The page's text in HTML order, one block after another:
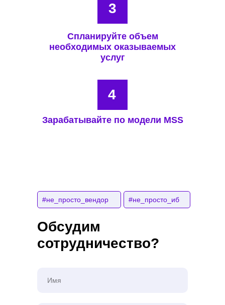
Спланируйте объем
необходимых оказываемых
услуг
Зарабатывайте по модели MSS
3
4
Обсудим
сотрудничество?
#не_просто_вендор #не_просто_иб